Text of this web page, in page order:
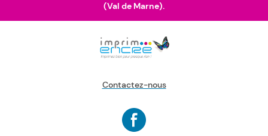
(Val de Marne).
Contactez-nous